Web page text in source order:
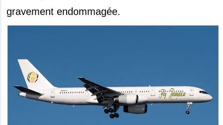
gravement endommagée.